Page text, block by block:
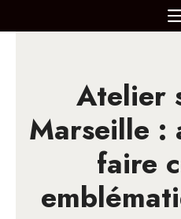
au
Atelier
Marseille :
faire